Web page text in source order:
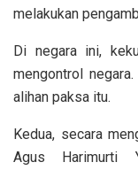
melakukan
Di negara ini,
mengontrol
alihan paksa itu.
Kedua, secara
Agus Harimurti